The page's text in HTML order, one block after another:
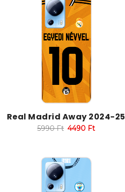
Real Madrid Away 2024-25
5990Ft 4490 Ft